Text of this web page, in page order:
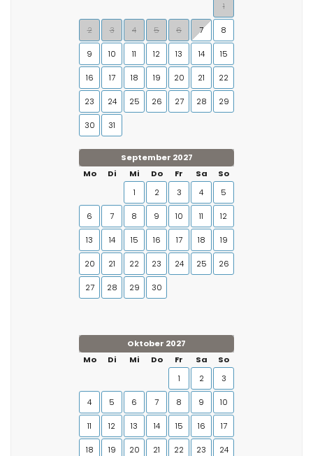
1
2 3 4 5 6 7 8
9 10 11 12 13 14 15
16 17 18 19 20 21 22
23 24 25 26 27 28 29
30 31
September 2027
Mo
Di Mi Do Fr Sa
So
1
2 3 4 5
6 7 8 9 10 11 12
13 14 15 16 17 18 19
20 21 22 23 24 25 26
27 28 29 30
Oktober 2027
Mo
Di Mi Do Fr Sa
So
1
2 3
4 5 6 7 8 9 10
11 12 13 14 15 16 17
18 19 20 21 22 23 24